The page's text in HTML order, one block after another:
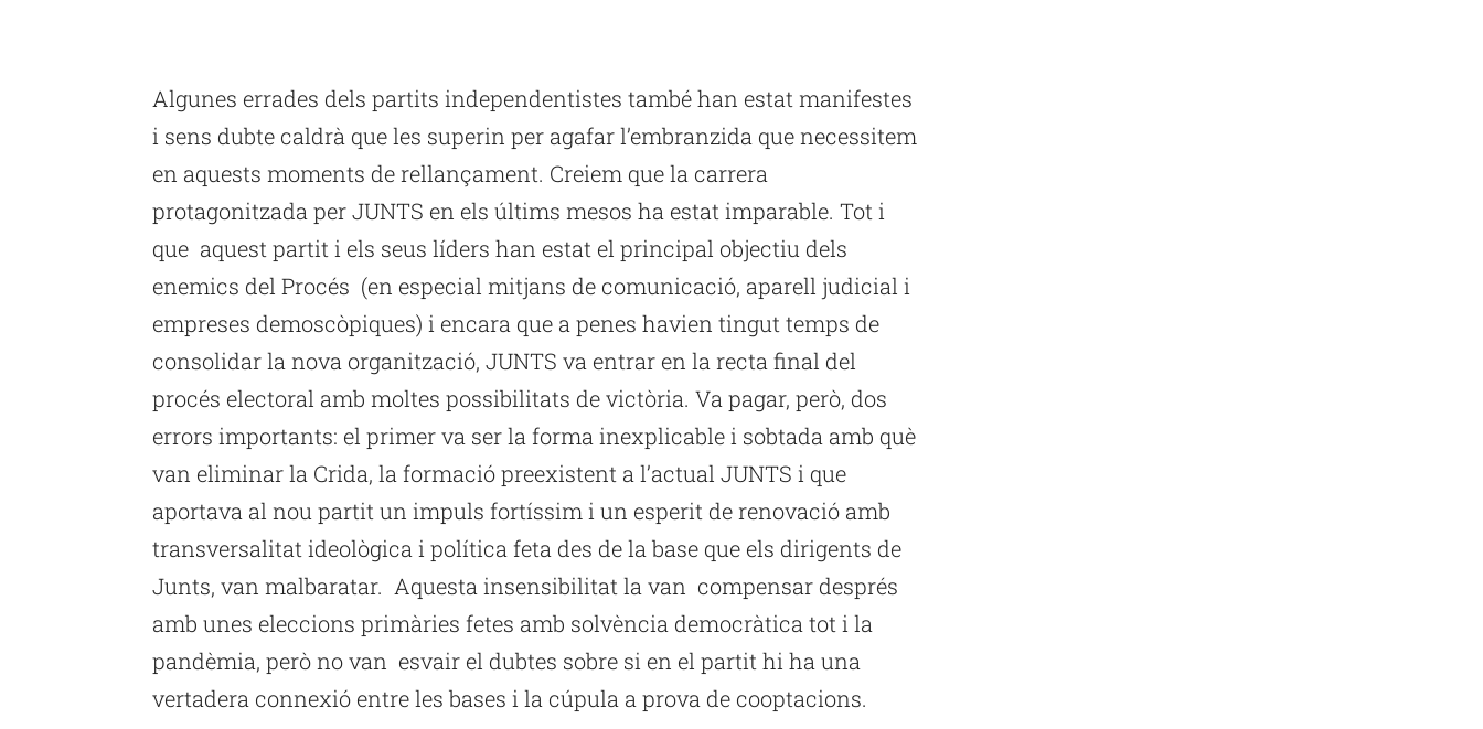
Algunes errades dels partits independentistes també han estat manifestes
i sens dubte caldrà que les superin per agafar l’embranzida que necessitem
en aquests moments de rellançament. Creiem que la carrera
protagonitzada per JUNTS en els últims mesos ha estat imparable. Tot i
que aquest partit i els seus líders han estat el principal objectiu dels
enemics del Procés (en especial mitjans de comunicació, aparell judicial i
empreses demoscòpiques) i encara que a penes havien tingut temps de
consolidar la nova organització, JUNTS va entrar en la recta final del
procés electoral amb moltes possibilitats de victòria. Va pagar, però, dos
errors importants: el primer va ser la forma inexplicable i sobtada amb què
van eliminar la Crida, la formació preexistent a l’actual JUNTS i que
aportava al nou partit un impuls fortíssim i un esperit de renovació amb
transversalitat ideològica i política feta des de la base que els dirigents de
Junts, van malbaratar. Aquesta insensibilitat la van compensar després
amb unes eleccions primàries fetes amb solvència democràtica tot i la
pandèmia, però no van esvair el dubtes sobre si en el partit hi ha una
vertadera connexió entre les bases i la cúpula a prova de cooptacions.